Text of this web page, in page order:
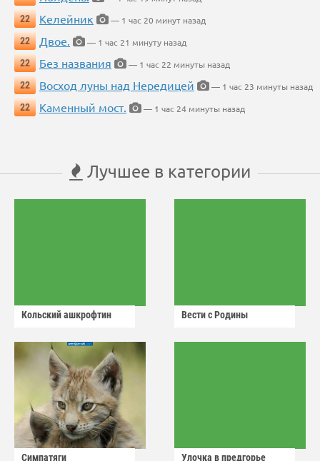
22
Келейник
— 1 час 20 минут назад
22
Двое.
— 1 час 21 минуту назад
22
Без названия
— 1 час 22 минуты назад
22
Восход луны над Нередицей
— 1 час 23 минуты назад
22
Каменный мост. — 1 час 24 минуты назад
Лучшее в категории
Кольский ашкрофтин Вести с Родины
Симпатяги Улочка в предгорье